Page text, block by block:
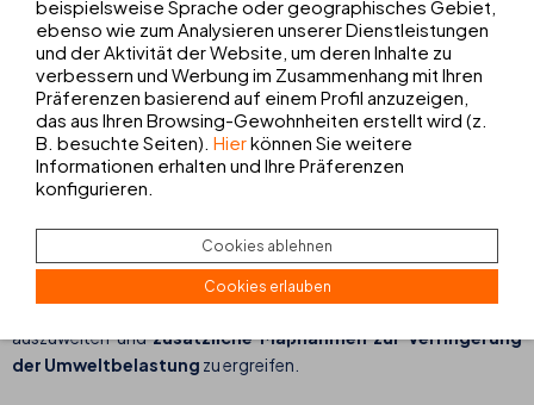
Als Ergebnis dieser Bemühungen haben vier der Hotels unserer
Kette bereits dieCO₂-Neutralität erreicht: THB Gran Playa,
THB Felip, THB Bamboo Alcudia und THB Ocean Beach.
Dieser Meilenstein beweist das feste Engagement von THB hotels
für einen verantwortungsvollen und umweltfreundlichen
Tourismus.
Dank dieser Zertifizierungen garantiert THB hotels seinen Kunden
nicht nur einen Aufenthalt von hoher Qualität, sondern auch die
Beruhigung, einen wichtigen Beitrag für ein nachhaltiges
Tourismus-Modell zu leisten.
Die Kette arbeitet kontinuierlich daran, diese Zertifizierungen
auszuweiten undzusätzliche Maßnahmen zur Verringerung
der Umweltbelastung zu ergreifen.
beispielsweise Sprache oder geographisches Gebiet,
ebenso wie zum Analysieren unserer Dienstleistungen
und der Aktivität der Website, um deren Inhalte zu
verbessern und Werbung im Zusammenhang mit Ihren
Präferenzen basierend auf einem Profil anzuzeigen,
das aus Ihren Browsing-Gewohnheiten erstellt wird (z.
B. besuchte Seiten). Hierkönnen Sie weitere
Informationen erhalten und Ihre Präferenzen
konfigurieren.
Cookies ablehnen
Cookies erlauben